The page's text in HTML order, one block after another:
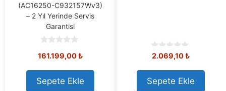
(AC16250-C932157Wv3)
– 2 Yıl Yerinde Servis
Garantisi
o
t
o
f
161.199,00₺
Sepete Ekle
0
u
t
o
2.069,10₺
Sepete Ekle